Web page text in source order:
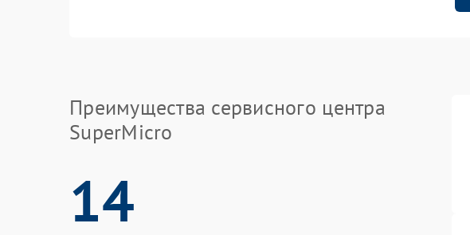
Преимущества сервисного центра
SuperMicro
14